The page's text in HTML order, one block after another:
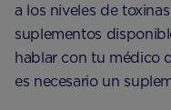
a los niveles de
suplementos
hablar con tu médico
es necesario un